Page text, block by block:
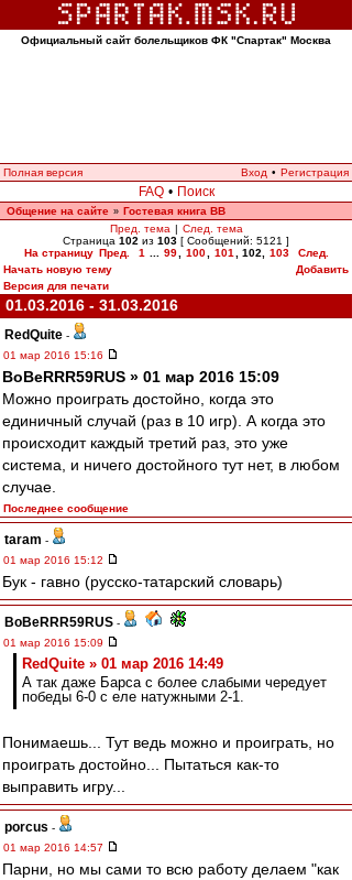
Официальный сайт болельщиков ФК "Спартак" Москва
Полная версия Вход • Регистрация
FAQ • Поиск
Общение на сайте » Гостевая книга ВВ
Пред. тема | След. тема
Страница 102 из 103 [ Сообщений: 5121 ]
На страницу Пред. 1 99 100 101 102 103
След.
Начать новую тему
Добавить
Версия для печати
01.03.2016 - 31.03.2016
RedQuite -
01 мар 2016 15:16
BoBeRRR59RUS » 01 мар 2016 15:09
Можно проиграть достойно, когда это
единичный случай (раз в 10 игр). А когда это
происходит каждый третий раз, это уже
система, и ничего достойного тут нет, в любом
случае.
Последнее сообщение
taram -
01 мар 2016 15:12
Бук - гавно (русско-татарский словарь)
BoBeRRR59RUS -
01 мар 2016 15:09
RedQuite » 01 мар 2016 14:49
А так даже Барса с более слабыми чередует
победы 6-0 с еле натужными 2-1.
Понимаешь... Тут ведь можно и проиграть, но
проиграть достойно... Пытаться как-то
выправить игру...
porcus -
01 мар 2016 14:57
Парни, но мы сами то всю работу делаем "как